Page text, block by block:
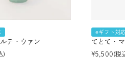
テ・ウァン
eギフト対応
てとて・
¥5,500 税